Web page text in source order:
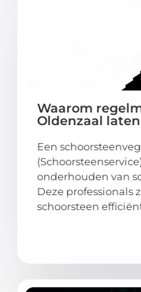
Waarom
Oldenzaal
Een
onderhouden van
Deze professionals
schoorsteen